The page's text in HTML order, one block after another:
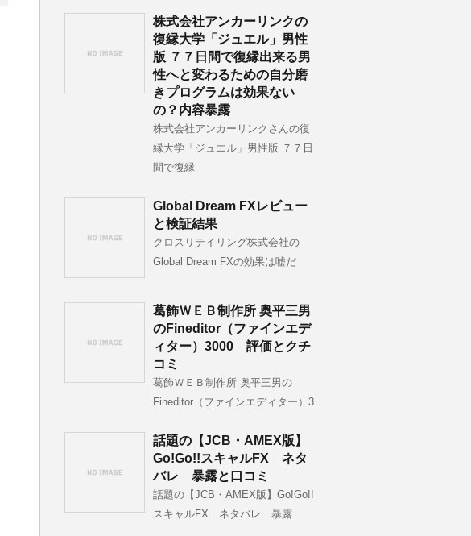
株式会社アンカーリンクの
復縁大学「ジュエル」男性
版 ７７日間で復縁出来る男
性へと変わるための自分磨
きプログラムは効果ない
の？内容暴露
株式会社アンカーリンクさんの復
縁大学「ジュエル」男性版 ７７日
間で復縁
Global Dream FXレビュー
と検証結果
クロスリテイリング株式会社の
Global Dream FXの効果は嘘だ
葛飾ＷＥＢ制作所 奥平三男
のFineditor（ファインエデ
ィター）3000 評価とクチ
コミ
葛飾ＷＥＢ制作所 奥平三男の
Fineditor（ファインエディター）3
話題の【JCB・AMEX版】
Go!Go!!スキャルFX ネタ
バレ 暴露と口コミ
話題の【JCB・AMEX版】Go!Go!!
スキャルFX ネタバレ 暴露